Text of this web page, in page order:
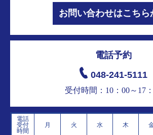
お問い合わせはこちら
電話予約
048-241-5111
受付時間：10：00～17
電話
受付
時間
月 火 水 木